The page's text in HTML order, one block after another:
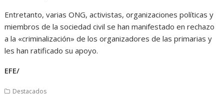
Entretanto, varias ONG, activistas, organizaciones políticas y
miembros de la sociedad civil se han manifestado en rechazo
a la «criminalización» de los organizadores de las primarias y
les han ratificado su apoyo.
EFE/
Destacados